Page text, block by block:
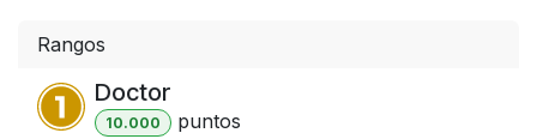
Rangos
Doctor
10.000 puntos